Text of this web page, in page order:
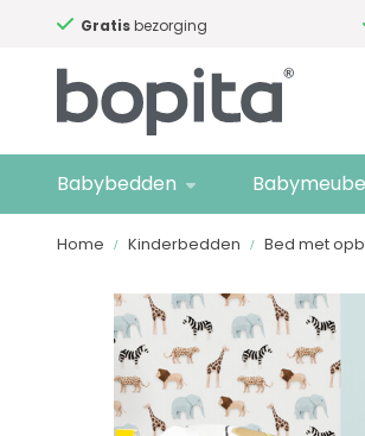
Gratisbezorging
Babybedden
Home Kinderbedden Bed met